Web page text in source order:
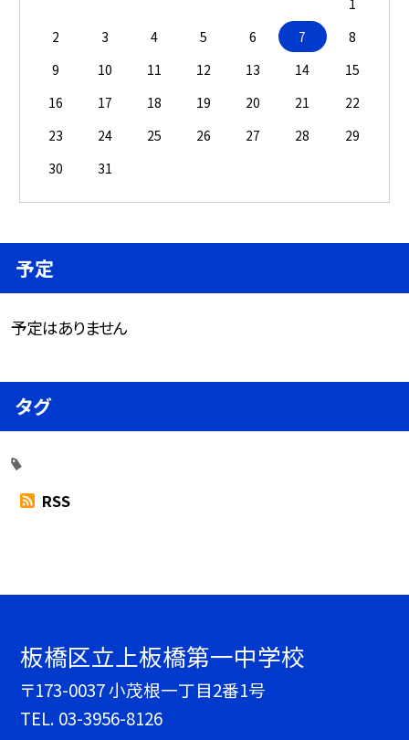
2
3 4 5 6 7
8
9
10 11 12 13 14
15
16
17 18 19 20 21
22
23
24 25 26 27 28
29
30
31
予定
予定はありません
タグ
RSS
板橋区立上板橋第一中学校
〒173-0037 小茂根一丁目2番1号
TEL. 03-3956-8126